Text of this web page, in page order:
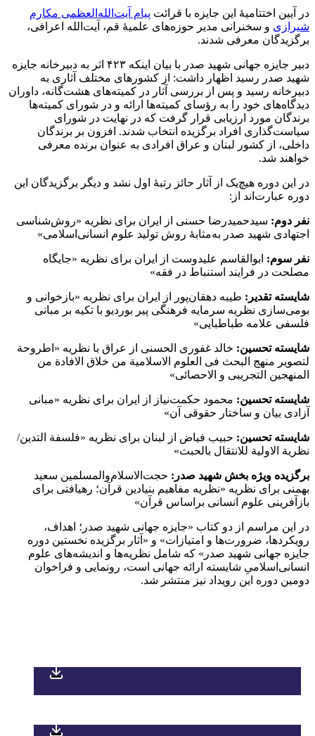
در آیین اختتامیۀ این جایزه با قرائت پیام آیت‌الله‌العظمی مکارم
شیرازی و سخنرانی مدیر حوزه‌های علمیۀ قم، آیت‌‌الله اعرافی،
برگزیدگان معرفی شدند.
دبیر جایزه جهانی شهید صدر با بیان اینکه ۴۲۳ اثر به دبیرخانه جایزه
شهید صدر رسید اظهار داشت: از کشور‌های مختلف آثاری به
دبیرخانه رسید و پس از بررسی آثار در کمیته‌های هشت‌گانه، داوران
دیدگاه‌های خود را به رؤسای کمیته‌ها ارائه و در شورای کمیته‌ها
برندگان مورد ارزیابی قرار گرفت که در نهایت در شورای
سیاست‌گذاری افراد برگزیده انتخاب شدند. افزون بر برندگان
داخلی، از کشور لبنان و عراق افرادی به عنوان برنده معرفی
خواهند شد.
در این دوره هیچ‌یک از آثار حائز رتبۀ اول نشد و دیگر برگزیدگان این
دوره عبارت‌اند از:
نفر دوم: سیدحمیدرضا حسنی از ایران برای نظریه «روش‌شناسی
اجتهادی شهید صدر به‌مثابۀ روش تولید علوم انسانی‌اسلامی»
نفر سوم: ابوالقاسم علیدوست از ایران برای نظریه «جایگاه
مصلحت در فرایند استنباط در فقه»
شایسته تقدیر: طیبه دهقان‌پور از ایران برای نظریه «بازخوانی و
بومی‌سازی نظریه سرمایه فرهنگی پیر بوردیو با تکیه بر مبانی
فلسفی علامه طباطبایی»
شایسته تحسین: خالد غفوری الحسنی از عراق با نظریه «اطروحة
لتصویر منهج البحث فی العلوم الاسلامیة من خلاق الافادة من
المنهجین التجریبی و الاحصائی»
شایسته تحسین: محمود حکمت‌نیاز از ایران برای نظریه «مبانی
آزادی بیان و ساختار حقوقی آن»
شایسته تحسین: حبیب فیاض از لبنان برای نظریه «فلسفة التدین/
نظریة الاولیة للانتقال بالحبث»
برگزیده ویژه بخش شهید صدر: حجت‌الاسلام‌والمسلمین سعید
بهمنی برای نظریه «نظریه مفاهیم بنیادین قرآن؛ رهیافتی برای
بازآفرینی علوم انسانی براساس قرآن»
در این مراسم از دو کتاب «جایزه جهانی شهید صدر؛ اهداف،
رویکردها، ضرورت‌ها و امتیازات» و «آثار برگزیده نخستین دوره
جایزه جهانی شهید صدر» که شامل نظریه‌ها و اندیشه‌های علوم
انسانی‌اسلامیِ شایسته ارائه جهانی است، رونمایی و فراخوان
دومین دوره این رویداد نیز منتشر شد.